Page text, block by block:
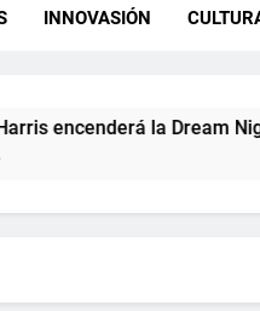
INNOVASIÓN
encenderá la Dream Night